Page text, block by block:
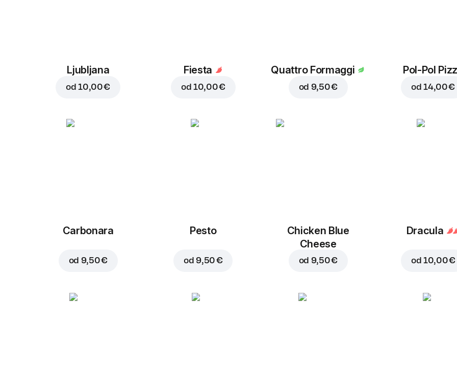
Ljubljana
od 10,00 €
Fiesta
od 10,00 €
Quattro Formaggi
od 9,50 €
Pol-Pol
od 14,00 €
Carbonara
od 9,50 €
Pesto
od 9,50 €
Chicken Blue
Cheese
od 9,50 €
Dracula
od 10,00 €